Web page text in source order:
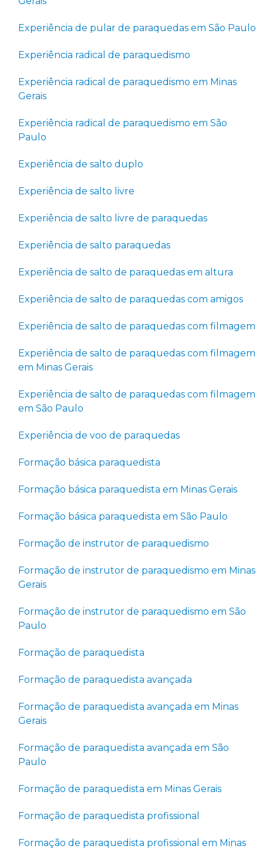
Experiência de pular de paraquedas em São Paulo
Experiência radical de paraquedismo
Experiência radical de paraquedismo em Minas
Gerais
Experiência radical de paraquedismo em São
Paulo
Experiência de salto duplo
Experiência de salto livre
Experiência de salto livre de paraquedas
Experiência de salto paraquedas
Experiência de salto de paraquedas em altura
Experiência de salto de paraquedas com amigos
Experiência de salto de paraquedas com filmagem
Experiência de salto de paraquedas com filmagem
em Minas Gerais
Experiência de salto de paraquedas com filmagem
em São Paulo
Experiência de voo de paraquedas
Formação básica paraquedista
Formação básica paraquedista em Minas Gerais
Formação básica paraquedista em São Paulo
Formação de instrutor de paraquedismo
Formação de instrutor de paraquedismo em Minas
Gerais
Formação de instrutor de paraquedismo em São
Paulo
Formação de paraquedista
Formação de paraquedista avançada
Formação de paraquedista avançada em Minas
Gerais
Formação de paraquedista avançada em São
Paulo
Formação de paraquedista em Minas Gerais
Formação de paraquedista profissional
Formação de paraquedista profissional em Minas